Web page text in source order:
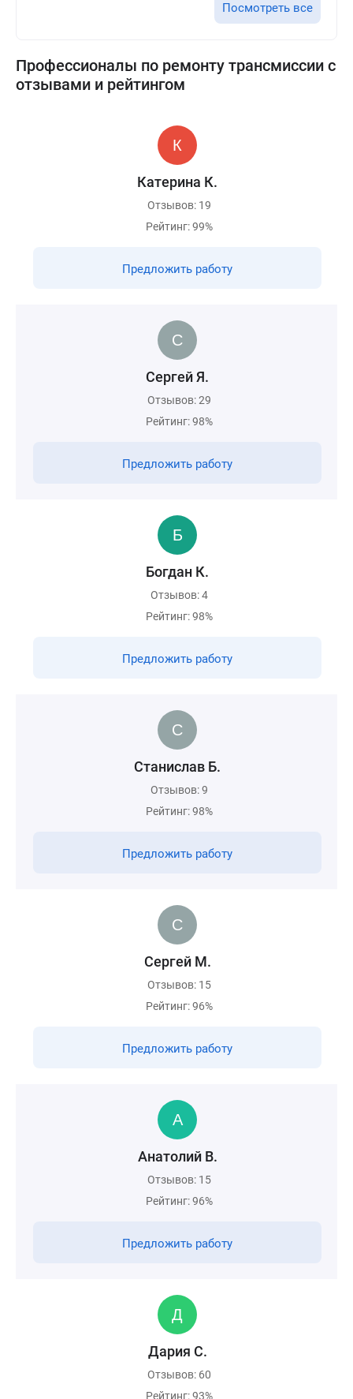
Посмотреть все
Профессионалы по ремонту трансмиссии с
отзывами и рейтингом
Катерина К.
Отзывов: 19
Рейтинг: 99%
Предложить работу
Сергей Я.
Отзывов: 29
Рейтинг: 98%
Предложить работу
Богдан К.
Отзывов: 4
Рейтинг: 98%
Предложить работу
Станислав Б.
Отзывов: 9
Рейтинг: 98%
Предложить работу
Сергей М.
Отзывов: 15
Рейтинг: 96%
Предложить работу
Анатолий В.
Отзывов: 15
Рейтинг: 96%
Предложить работу
Дария С.
Отзывов: 60
Рейтинг: 93%